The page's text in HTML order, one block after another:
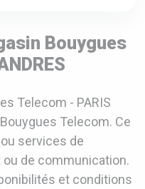
Bouygues
Telecom - PARIS
Telecom. Ce
services de
ou de communication.
et conditions